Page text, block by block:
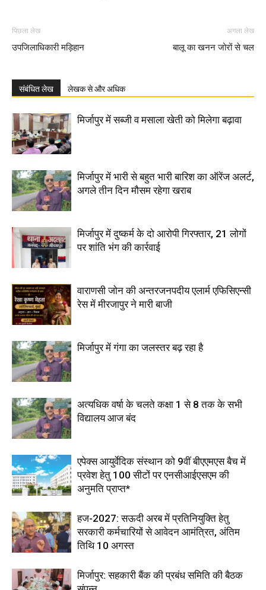
पिछला लेख
उपजिलाधिकारी मड़िहान
अगला लेख
बालू का खनन जोरों से चल
संबंधित लेख लेखक से और अधिक
मिर्जापुर में सब्जी व मसाला खेती को मिलेगा बढ़ावा
मिर्जापुर में भारी से बहुत भारी बारिश का ऑरेंज अलर्ट,
अगले तीन दिन मौसम रहेगा खराब
मिर्जापुर में दुष्कर्म के दो आरोपी गिरफ्तार, 21 लोगों
पर शांति भंग की कार्रवाई
वाराणसी जोन की अन्तरजनपदीय एलार्म एफिसिएन्सी
रेस में मीरजापुर ने मारी बाजी
मिर्जापुर में गंगा का जलस्तर बढ़ रहा है
अत्यधिक वर्षा के चलते कक्षा 1 से 8 तक के सभी
विद्यालय आज बंद
एपेक्स आयुर्वेदिक संस्थान को 9वीं बीएएमएस बैच में
प्रवेश हेतु 100 सीटों पर एनसीआईएसएम की
अनुमति प्राप्त*
हज-2027: सऊदी अरब में प्रतिनियुक्ति हेतु
सरकारी कर्मचारियों से आवेदन आमंत्रित, अंतिम
तिथि 10 अगस्त
मिर्जापुर: सहकारी बैंक की प्रबंध समिति की बैठक